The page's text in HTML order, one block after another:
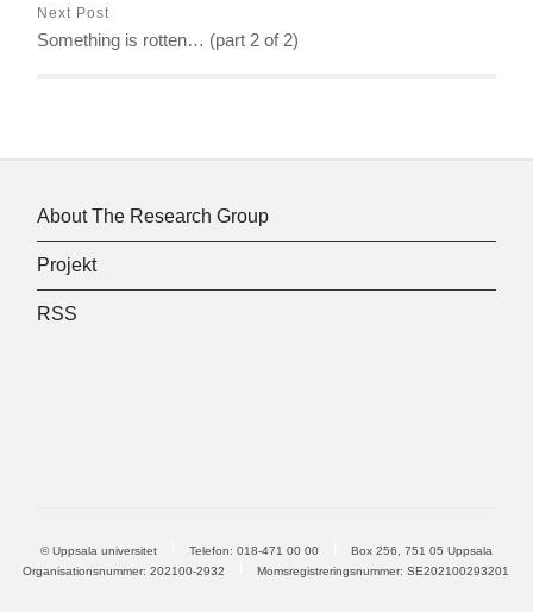
Next Post
Something is rotten… (part 2 of 2)
About The Research Group
Projekt
RSS
© Uppsala universitet Telefon: 018-471 00 00
Box 256, 751 05 Uppsala
Organisationsnummer: 202100-2932
Momsregistreringsnummer: SE202100293201